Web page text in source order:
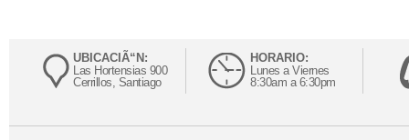
UBICACIÃ“N:
Las Hortensias 900
Cerrillos, Santiago
HORARIO:
Lunes a Viernes
8:30am a 6:30pm